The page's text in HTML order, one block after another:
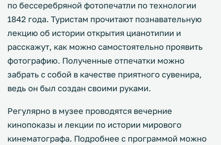
по бессеребряной фотопечатли по технологии
1842 года. Туристам прочитают познавательную
лекцию об истории открытия цианотипии и
расскажут, как можно самостоятельно проявить
фотографию. Полученные отпечатки можно
забрать с собой в качестве приятного сувенира,
ведь он был создан своими руками.
Регулярно в музее проводятся вечерние
кинопоказы и лекции по истории мирового
кинематографа. Подробнее с программой можно